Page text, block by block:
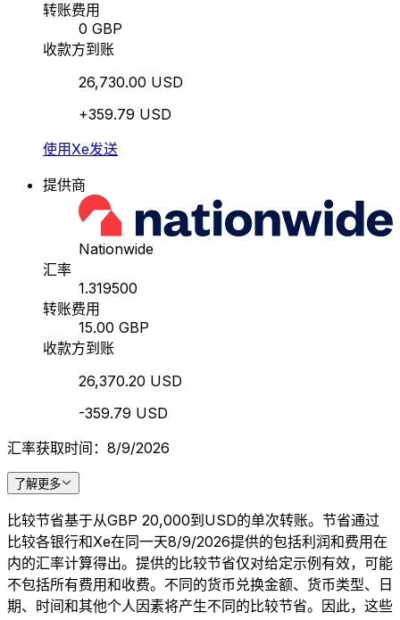
转账费用
0 GBP
收款方到账
26,730.00 USD
+359.79 USD
使用Xe发送
提供商
Nationwide
汇率
1.319500
转账费用
15.00 GBP
收款方到账
26,370.20 USD
-359.79 USD
汇率获取时间：8/9/2026
了解更多
比较节省基于从GBP 20,000到USD的单次转账。节省通过
比较各银行和Xe在同一天8/9/2026提供的包括利润和费用在
内的汇率计算得出。提供的比较节省仅对给定示例有效，可能
不包括所有费用和收费。不同的货币兑换金额、货币类型、日
期、时间和其他个人因素将产生不同的比较节省。因此，这些